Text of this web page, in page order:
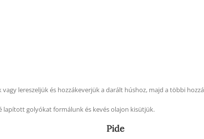
lereszeljük és hozzákeverjük a darált húshoz, majd a többi
lapított golyókat formálunk és kevés olajon kisütjük.
Pide